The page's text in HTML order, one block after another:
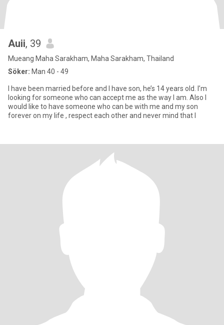
Auii, 39
Mueang Maha Sarakham, Maha Sarakham, Thailand
Söker: Man 40 - 49
I have been married before and I have son, he’s 14 years old. I’m
looking for someone who can accept me as the way I am. Also I
would like to have someone who can be with me and my son
forever on my life , respect each other and never mind that I